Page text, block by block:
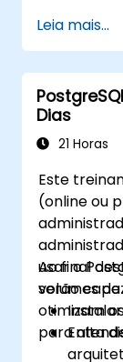
de
e
dados
Utilizar
Leia mais...
Dias
21 Horas
Este
(online ou
usar o
volumes
otimizam
para alta
Ao final
serão